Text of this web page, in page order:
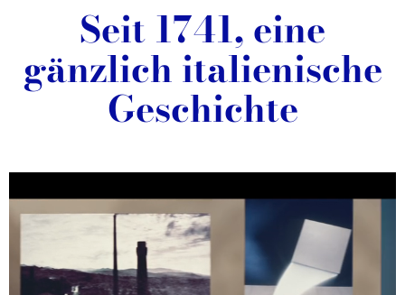
Seit 1741, eine
gänzlich italienische
Geschichte